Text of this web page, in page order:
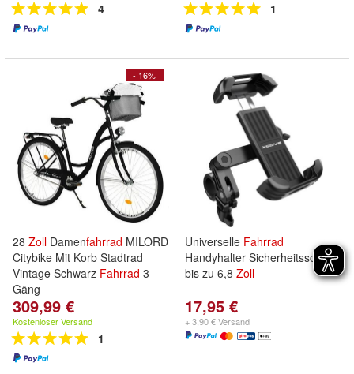
4 1
- 16%
28 Zoll Damenfahrrad MILORD
Citybike Mit Korb Stadtrad
Vintage Schwarz Fahrrad 3
Gäng
309,99 €
Kostenloser Versand
1
Universelle Fahrrad
Handyhalter Sicherheitsschloss
bis zu 6,8 Zoll
17,95 €
+ 3,90 € Versand